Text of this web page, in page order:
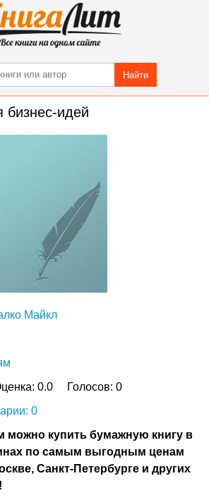
Найти
бизнес-идей
Майкл
0.0 Голосов:0
0
можно купить бумажную книгу в
по самым выгодным ценам
Санкт-Петербурге и других